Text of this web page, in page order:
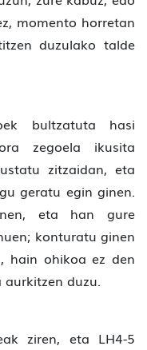
momento horretan
duzulako talde
bultzatuta hasi
zegoela ikusita
zitzaidan, eta
geratu egin ginen.
eta han gure
konturatu ginen
hain ohikoa ez den
aurkitzen duzu.
ziren, eta LH4-5